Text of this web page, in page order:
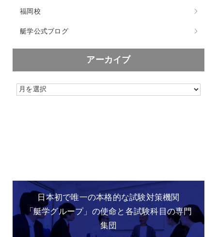
福岡校
艇学公式ブログ
アーカイブ
日本初で唯一の本格的な試験対策機関
「艇学グループ」の使命と各試験科目の専門
集団